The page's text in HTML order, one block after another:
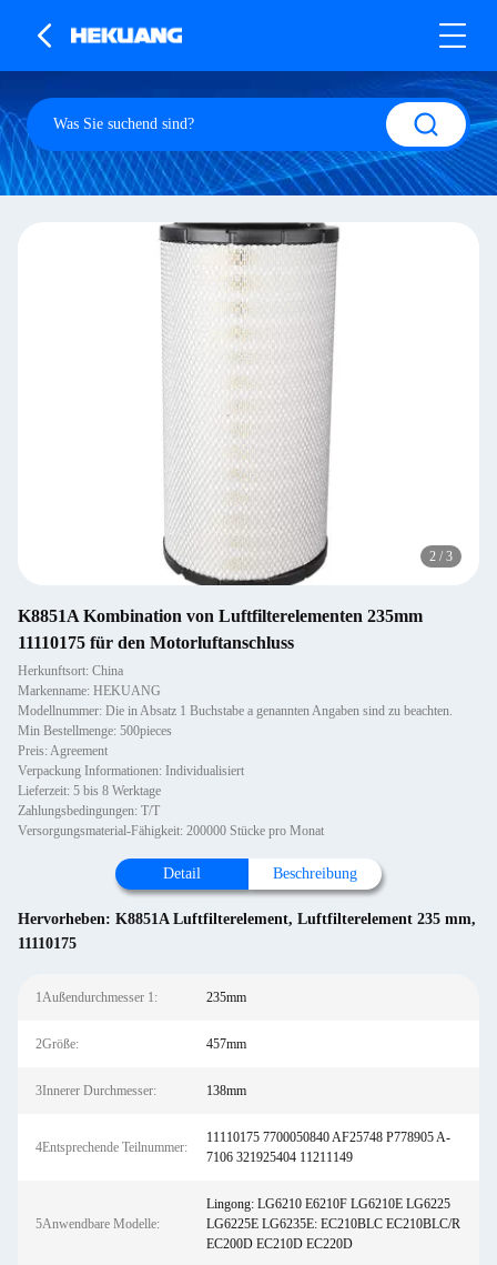
2 / 3
K8851A Kombination von Luftfilterelementen 235mm
11110175 für den Motorluftanschluss
Herkunftsort: China
Markenname: HEKUANG
Modellnummer: Die in Absatz 1 Buchstabe a genannten Angaben sind zu beachten.
Min Bestellmenge: 500pieces
Preis: Agreement
Verpackung Informationen: Individualisiert
Lieferzeit: 5 bis 8 Werktage
Zahlungsbedingungen: T/T
Versorgungsmaterial-Fähigkeit: 200000 Stücke pro Monat
Detail Beschreibung
Hervorheben: K8851A Luftfilterelement, Luftfilterelement 235 mm,
11110175
1Außendurchmesser 1: 235mm
2Größe: 457mm
3Innerer Durchmesser: 138mm
4Entsprechende Teilnummer:
11110175 7700050840 AF25748 P778905 A-
7106 321925404 11211149
5Anwendbare Modelle:
Lingong: LG6210 E6210F LG6210E LG6225
LG6225E LG6235E: EC210BLC EC210BLC/R
EC200D EC210D EC220D